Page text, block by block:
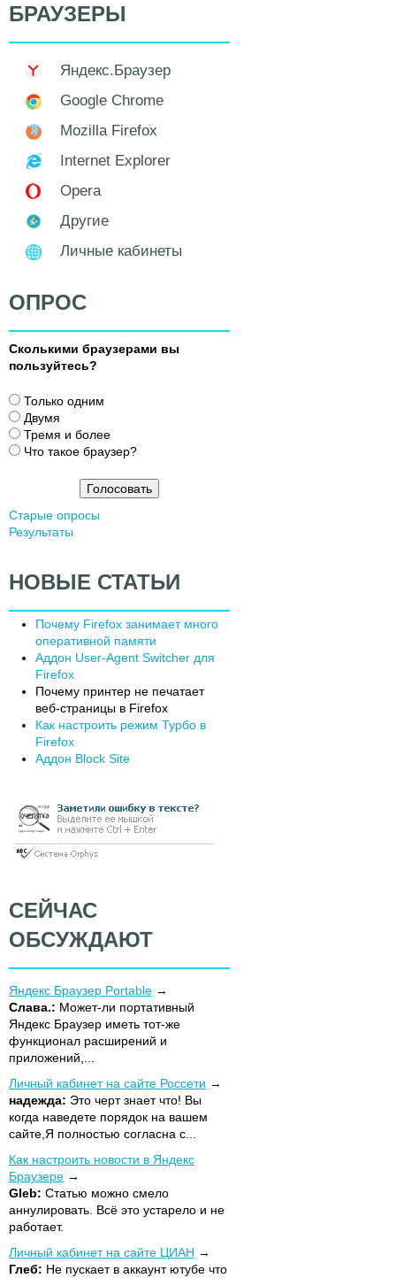
БРАУЗЕРЫ
Яндекс.Браузер
Google Chrome
Mozilla Firefox
Internet Explorer
Opera
Другие
Личные кабинеты
ОПРОС
Сколькими браузерами вы
пользуйтесь?
В
а
р
и
ы
Только одним
Двумя
Тремя и более
Что такое браузер?
Старые опросы
Результаты
НОВЫЕ СТАТЬИ
Почему Firefox занимает много
оперативной памяти
Аддон User-Agent Switcher для
Firefox
Почему принтер не печатает
веб-страницы в Firefox
Как настроить режим Турбо в
Firefox
Аддон Block Site
СЕЙЧАС
ОБСУЖДАЮТ
Яндекс Браузер Portable
Слава.: Может-ли портативный
Яндекс Браузер иметь тот-же
функционал расширений и
приложений,...
Личный кабинет на сайте Россети
надежда: Это черт знает что! Вы
когда наведете порядок на вашем
сайте,Я полностью согласна с...
Как настроить новости в Яндекс
Браузере
Gleb: Статью можно смело
аннулировать. Всё это устарело и не
работает.
Личный кабинет на сайте ЦИАН
Глеб: Не пускает в аккаунт ютубе что